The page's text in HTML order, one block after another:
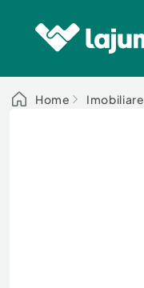
Home Imobiliare